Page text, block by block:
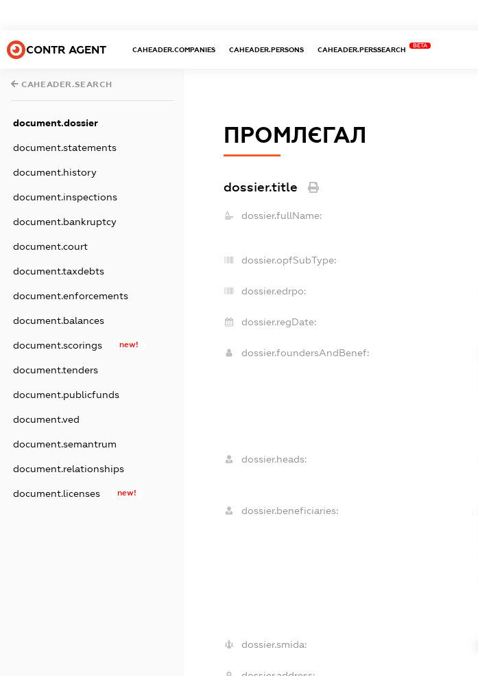
CONTR AGENT CAHEADER.COMPANIES CAHEADER.PERSONS CAHEADER.PERSSEARCH
BETA
CAHEADER.SEARCH
document.dossier
document.statements
document.history
document.inspections
document.bankruptcy
document.court
document.taxdebts
document.enforcements
document.balances
document.scorings new!
document.tenders
document.publicfunds
document.ved
document.semantrum
document.relationships
document.licenses new!
ПРОМЛЄГАЛ
dossier.title
dossier.fullName:
dossier.opfSubType:
dossier.edrpo:
dossier.regDate:
dossier.foundersAndBenef:
dossier.heads:
dossier.beneficiaries:
dossier.smida: